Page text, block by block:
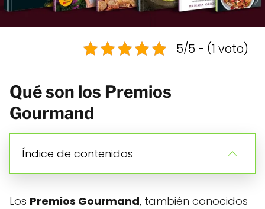
5/5 - (1 voto)
Qué son los Premios
Gourmand
Índice de contenidos
Los Premios Gourmand, también conocidos